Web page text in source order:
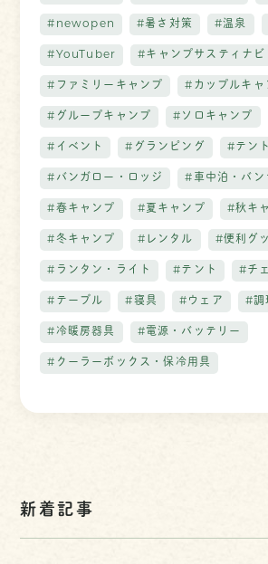
#newopen #暑さ対策 #温泉
#YouTuber #キャンプサスティナビ
#ファミリーキャンプ #カップルキャ
#グループキャンプ #ソロキャンプ
#イベント #グランピング #テン
#バンガロー・ロッジ #車中泊・バン
#春キャンプ #夏キャンプ #秋キ
#冬キャンプ #レンタル #便利グ
#ランタン・ライト #テント #チ
#テーブル #寝具 #ウェア #調
#冷暖房器具 #電源・バッテリー
#クーラーボックス・保冷用具
新着記事